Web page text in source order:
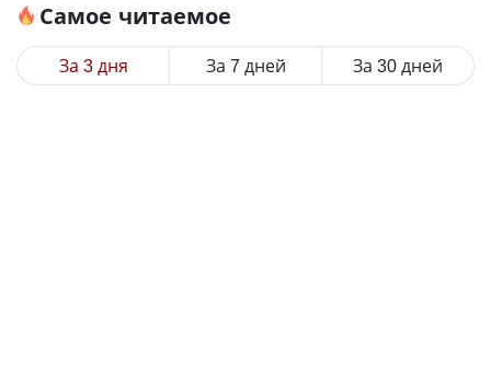
Самое читаемое
За 3 дня За 7 дней За 30 дней